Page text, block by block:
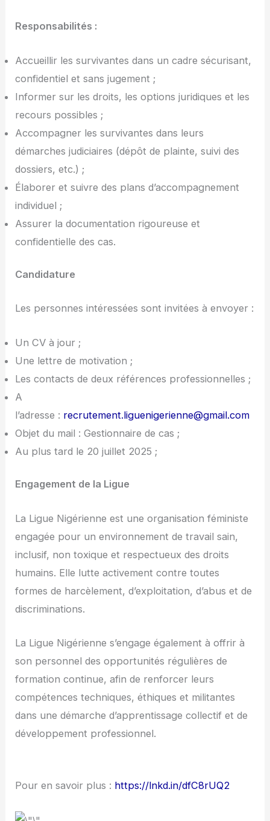
Responsabilités :
Accueillir les survivantes dans un cadre sécurisant,
confidentiel et sans jugement ;
Informer sur les droits, les options juridiques et les
recours possibles ;
Accompagner les survivantes dans leurs
démarches judiciaires (dépôt de plainte, suivi des
dossiers, etc.) ;
Élaborer et suivre des plans d’accompagnement
individuel ;
Assurer la documentation rigoureuse et
confidentielle des cas.
Candidature
Les personnes intéressées sont invitées à envoyer :
Un CV à jour ;
Une lettre de motivation ;
Les contacts de deux références professionnelles ;
A
l’adresse : recrutement.liguenigerienne@gmail.com
Objet du mail : Gestionnaire de cas ;
Au plus tard le 20 juillet 2025 ;
Engagement de la Ligue
La Ligue Nigérienne est une organisation féministe
engagée pour un environnement de travail sain,
inclusif, non toxique et respectueux des droits
humains. Elle lutte activement contre toutes
formes de harcèlement, d’exploitation, d’abus et de
discriminations.
La Ligue Nigérienne s’engage également à offrir à
son personnel des opportunités régulières de
formation continue, afin de renforcer leurs
compétences techniques, éthiques et militantes
dans une démarche d’apprentissage collectif et de
développement professionnel.
Pour en savoir plus : https://lnkd.in/dfC8rUQ2